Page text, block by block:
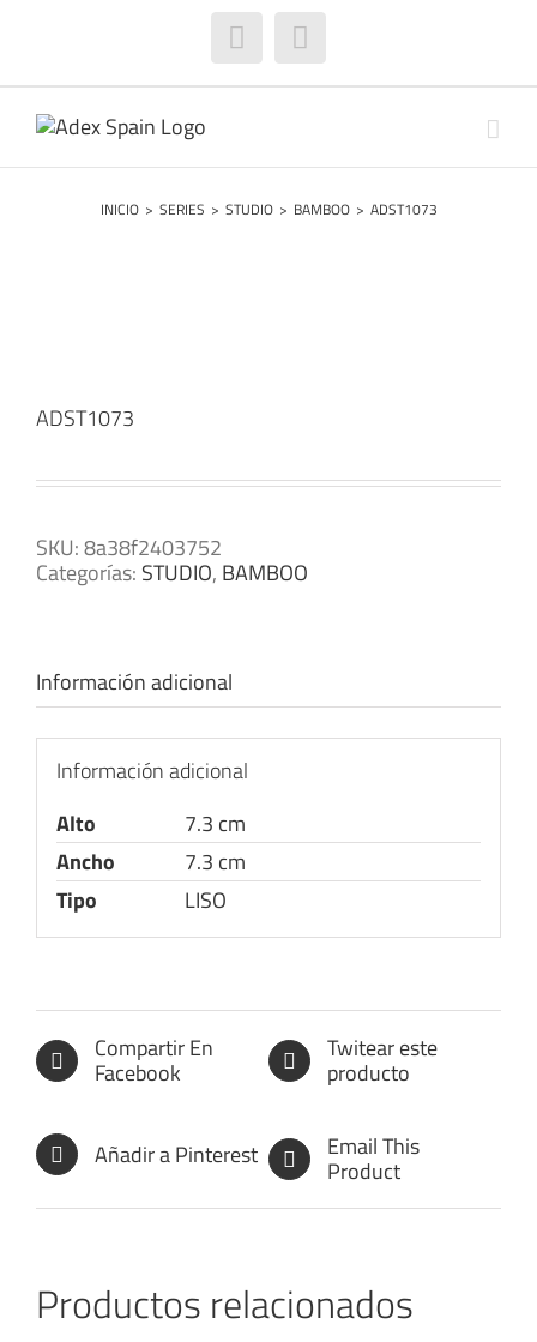
Facebook
INICIO > SERIES > STUDIO > BAMBOO > ADST1073
ADST1073
SKU:8a38f2403752
Categorías: STUDIO, BAMBOO
Información adicional
Información adicional
Alto
7.3 cm
Ancho
7.3 cm
Tipo
LISO
Compartir En
Facebook
Twitear este
producto
Añadir a Pinterest Email This
Product
Productos relacionados